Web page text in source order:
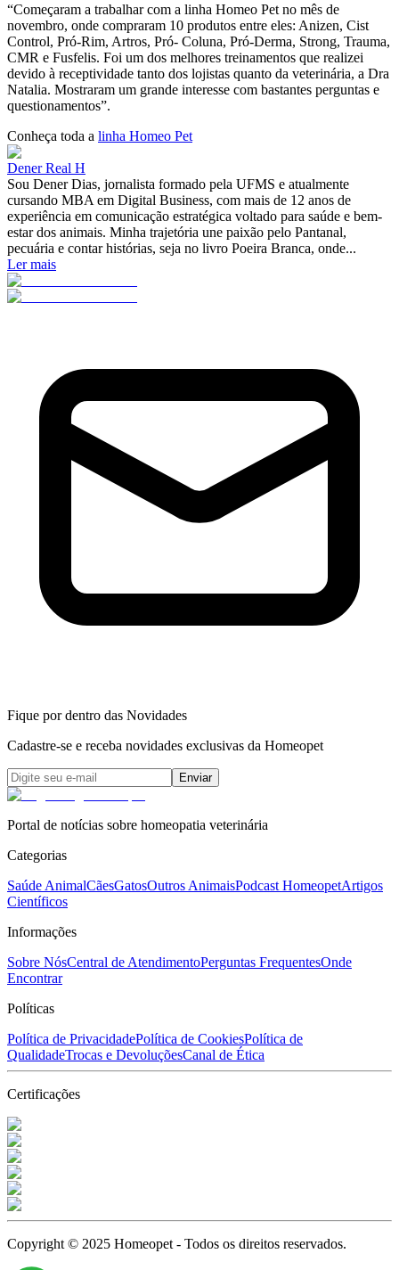
“Começaram a trabalhar com a linha Homeo Pet no mês de
novembro, onde compraram 10 produtos entre eles: Anizen, Cist
Control, Pró-Rim, Artros, Pró- Coluna, Pró-Derma, Strong, Trauma,
CMR e Fusfelis. Foi um dos melhores treinamentos que realizei
devido à receptividade tanto dos lojistas quanto da veterinária, a Dra
Natalia. Mostraram um grande interesse com bastantes perguntas e
questionamentos”.
Conheça toda a linha Homeo Pet
Dener Real H
Sou Dener Dias, jornalista formado pela UFMS e atualmente
cursando MBA em Digital Business, com mais de 12 anos de
experiência em comunicação estratégica voltado para saúde e bem-
estar dos animais. Minha trajetória une paixão pelo Pantanal,
pecuária e contar histórias, seja no livro Poeira Branca, onde...
Ler mais
Fique por dentro das Novidades
Cadastre-se e receba novidades exclusivas da Homeopet
Enviar
Portal de notícias sobre homeopatia veterinária
Categorias
Saúde AnimalCãesGatosOutros AnimaisPodcast HomeopetArtigos
Científicos
Informações
Sobre NósCentral de AtendimentoPerguntas FrequentesOnde
Encontrar
Políticas
Política de PrivacidadePolítica de CookiesPolítica de
QualidadeTrocas e DevoluçõesCanal de Ética
Certificações
Copyright © 2025 Homeopet - Todos os direitos reservados.